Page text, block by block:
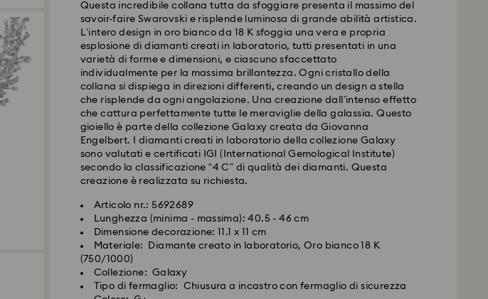
Questa incredibile collana tutta da sfoggiare presenta il massimo del
savoir-faire Swarovski e risplende luminosa di grande abilità artistica.
L’intero design in oro bianco da 18 K sfoggia una vera e propria
esplosione di diamanti creati in laboratorio, tutti presentati in una
varietà di forme e dimensioni, e ciascuno sfaccettato
individualmente per la massima brillantezza. Ogni cristallo della
collana si dispiega in direzioni differenti, creando un design a stella
che risplende da ogni angolazione. Una creazione dall’intenso effetto
che cattura perfettamente tutte le meraviglie della galassia. Questo
gioiello è parte della collezione Galaxy creata da Giovanna
Engelbert. I diamanti creati in laboratorio della collezione Galaxy
sono valutati e certificati IGI (International Gemological Institute)
secondo la classificazione “4 C” di qualità dei diamanti. Questa
creazione è realizzata su richiesta.
Articolo nr.: 5692689
Lunghezza (minima - massima): 40.5 - 46 cm
Dimensione decorazione: 11.1 x 11 cm
Materiale: Diamante creato in laboratorio, Oro bianco 18 K
(750/1000)
Collezione: Galaxy
Tipo di fermaglio: Chiusura a incastro con fermaglio di sicurezza
I vostri gioielli con Swarovski Created Diamonds sono preziosi.
Seguendo alcuni semplici passaggi, potete mantenerne la